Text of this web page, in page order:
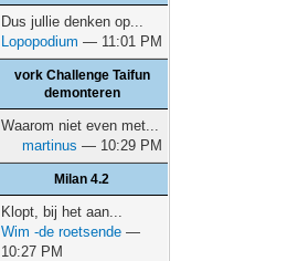
Dus jullie denken op...
Lopopodium — 11:01 PM
vork Challenge Taifun
demonteren
Waarom niet even met...
martinus — 10:29 PM
Milan 4.2
Klopt, bij het aan...
Wim -de roetsende —
10:27 PM